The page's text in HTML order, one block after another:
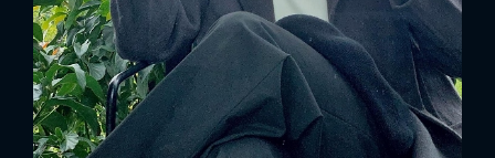
x
ĐĂNG NHẬP